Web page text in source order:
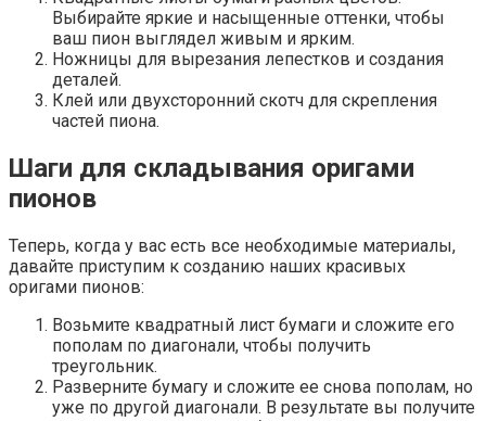
Выбирайте яркие и насыщенные оттенки, чтобы
ваш пион выглядел живым и ярким.
Ножницы для вырезания лепестков и создания
деталей.
Клей или двухсторонний скотч для скрепления
частей пиона.
Шаги для складывания оригами
пионов
Теперь, когда у вас есть все необходимые материалы,
давайте приступим к созданию наших красивых
оригами пионов:
Возьмите квадратный лист бумаги и сложите его
пополам по диагонали, чтобы получить
треугольник.
Разверните бумагу и сложите ее снова пополам, но
уже по другой диагонали. В результате вы получите